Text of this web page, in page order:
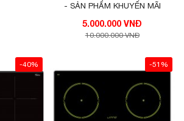
- SẢN PHẨM KHUYẾN MÃI
5.000.000 VNĐ
10.000.000 VNĐ
-40% -51%